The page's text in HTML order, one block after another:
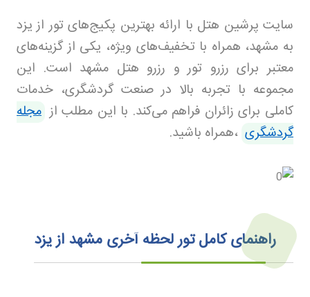
سایت پرشین هتل با ارائه بهترین پکیج‌های تور از یزد
به مشهد، همراه با تخفیف‌های ویژه، یکی از گزینه‌های
معتبر برای رزرو تور و رزرو هتل مشهد است. این
مجموعه با تجربه بالا در صنعت گردشگری، خدمات
کاملی برای زائران فراهم می‌کند. با این مطلب از مجله
گردشگری ،همراه باشید.
راهنمای کامل تور لحظه آخری مشهد از یزد